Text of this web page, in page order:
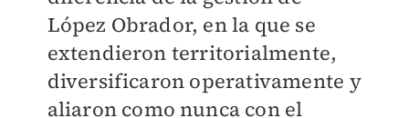
López Obrador, en la que se
extendieron territorialmente,
diversificaron operativamente y
aliaron como nunca con el